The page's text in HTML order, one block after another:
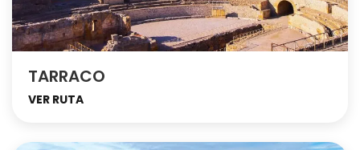
TARRACO
VER RUTA